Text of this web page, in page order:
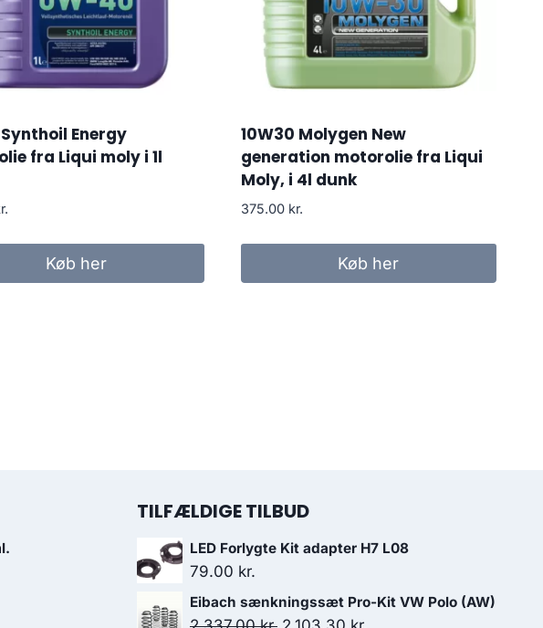
Energy
fra Liqui moly i 1l
Køb her
10W30 Molygen New
generation motorolie fra Liqui
Moly, i 4l dunk
375.00 kr.
Køb her
TILFÆLDIGE TILBUD
LED Forlygte Kit adapter H7 L08
79.00 kr.
Eibach sænkningssæt Pro-Kit VW Polo (AW)
Den